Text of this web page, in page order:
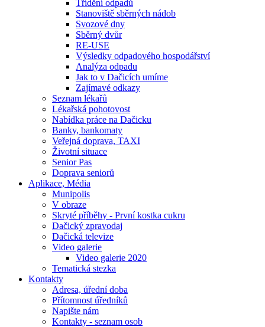
Třídění odpadů
Stanoviště sběrných nádob
Svozové dny
Sběrný dvůr
RE-USE
Výsledky odpadového hospodářství
Analýza odpadu
Jak to v Dačicích umíme
Zajímavé odkazy
Seznam lékařů
Lékařská pohotovost
Nabídka práce na Dačicku
Banky, bankomaty
Veřejná doprava, TAXI
Životní situace
Senior Pas
Doprava seniorů
Aplikace, Média
Munipolis
V obraze
Skryté příběhy - První kostka cukru
Dačický zpravodaj
Dačická televize
Video galerie
Video galerie 2020
Tematická stezka
Kontakty
Adresa, úřední doba
Přítomnost úředníků
Napište nám
Kontakty - seznam osob